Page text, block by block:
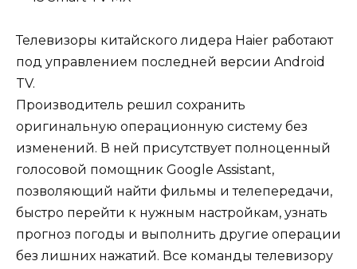
Телевизоры китайского лидера Haier работают
под управлением последней версии Android
TV.
Производитель решил сохранить
оригинальную операционную систему без
изменений. В ней присутствует полноценный
голосовой помощник Google Assistant,
позволяющий найти фильмы и телепередачи,
быстро перейти к нужным настройкам, узнать
прогноз погоды и выполнить другие операции
без лишних нажатий. Все команды телевизору